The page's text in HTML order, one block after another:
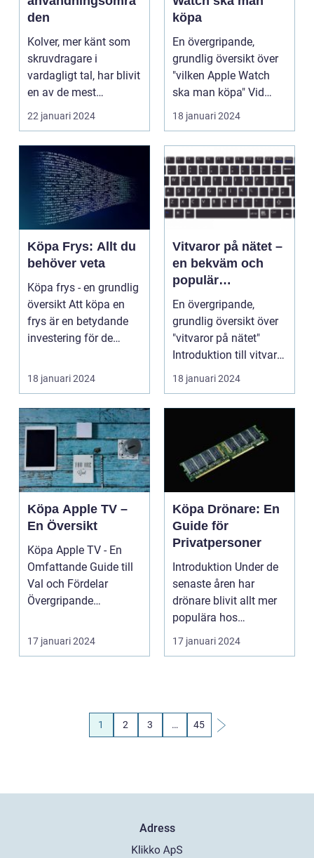
den
Kolver, mer känt som
skruvdragare i
vardagligt tal, har blivit
en av de mest
oumbärliga verktygen
bå...
22 januari 2024
köpa
En övergripande,
grundlig översikt över
"vilken Apple Watch
ska man köpa" Vid
valet av en Apple
Wat...
18 januari 2024
Köpa Frys: Allt du
behöver veta
Köpa frys - en grundlig
översikt Att köpa en
frys är en betydande
investering för de
18 januari 2024
Vitvaror på nätet –
en bekväm och
populär
shoppingupplevel
se för
privatpersoner
En övergripande,
grundlig översikt över
"vitvaror på nätet"
Introduktion till vitvaror
på nätet ...
18 januari 2024
Köpa Apple TV –
En Översikt
Köpa Apple TV - En
Omfattande Guide till
Val och Fördelar
Övergripande
TV Appl...
17 januari 2024
Köpa Drönare: En
Guide för
Privatpersoner
Introduktion Under de
senaste åren har
drönare blivit allt mer
populära hos
privatpersoner. Med
der...
17 januari 2024
1 2 3 … 45
Adress